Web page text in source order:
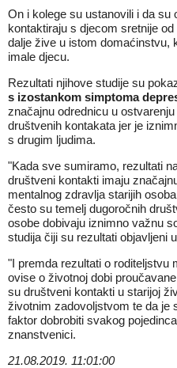
On i kolege su ustanovili i da su
kontaktiraju s djecom sretnije
dalje žive u istom domaćinstvu,
imale djecu.
Rezultati njihove studije su
s izostankom simptoma
značajnu odrednicu u
društvenih kontakata jer je
s drugim ljudima.
"Kada sve sumiramo, rezultati
društveni kontakti imaju
mentalnog zdravlja starijih
često su temelj dugoročnih
osobe dobivaju iznimno važnu
studija čiji su rezultati objavljeni
"I premda rezultati o roditeljstvu
ovise o životnoj dobi
su društveni kontakti u starijoj
životnim zadovoljstvom te da je
faktor dobrobiti svakog
znanstvenici.
21.08.2019. 11:01:00